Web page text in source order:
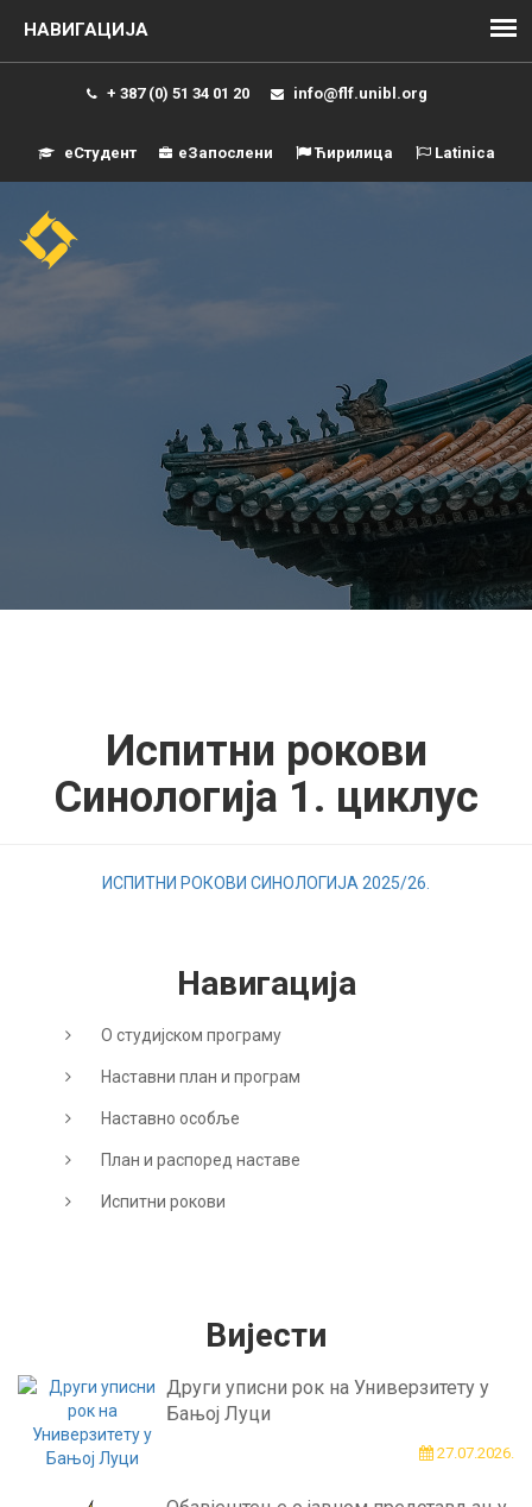
+ 387 (0) 51 34 01 20 info@flf.unibl.org
еСтудент еЗапослени Ћирилица Latinica
Испитни рокови
Синологија 1. циклус
ИСПИТНИ РОКОВИ СИНОЛОГИЈА 2025/26.
Навигација
О студијском програму
Наставни план и програм
Наставно особље
План и распоред наставе
Испитни рокови
Вијести
Други уписни рок на Универзитету у
Бањој Луци
27.07.2026.